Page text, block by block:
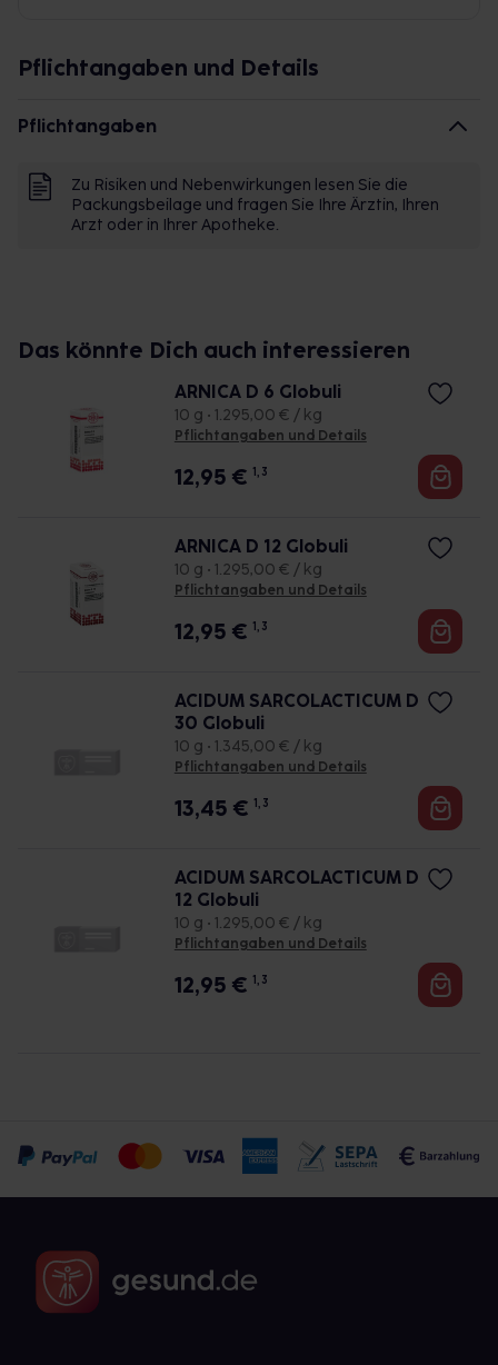
Pflichtangaben und Details
Pflichtangaben
Zu Risiken und Nebenwirkungen lesen Sie die
Packungsbeilage und fragen Sie Ihre Ärztin, Ihren
Arzt oder in Ihrer Apotheke.
Das könnte Dich auch interessieren
ARNICA D 6 Globuli
10 g • 1.295,00 € / kg
Pflichtangaben und Details
12,95 € 1, 3
ARNICA D 12 Globuli
10 g • 1.295,00 € / kg
Pflichtangaben und Details
12,95 € 1, 3
ACIDUM SARCOLACTICUM D
30 Globuli
10 g • 1.345,00 € / kg
Pflichtangaben und Details
13,45 € 1, 3
ACIDUM SARCOLACTICUM D
12 Globuli
10 g • 1.295,00 € / kg
Pflichtangaben und Details
12,95 € 1, 3